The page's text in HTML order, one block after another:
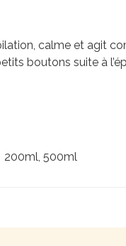
calme et agit
boutons suite à
200ml, 500ml